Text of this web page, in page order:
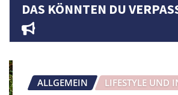
DAS KÖNNTEN DU
ALLGEMEIN LIFESTYLE UND